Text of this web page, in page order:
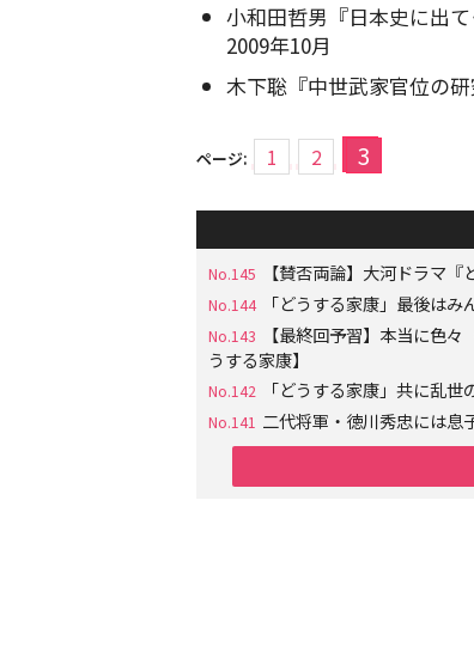
小和田哲男『日本史に出
2009年10月
木下聡『中世武家官位の
ページ: 1 2 3
No.145 【賛否両論】大河ドラマ
No.144 「どうする家康」最後は
No.143
【最終回予習】本当に色
うする家康】
No.142 「どうする家康」共に乱
No.141 二代将軍・徳川秀忠には息